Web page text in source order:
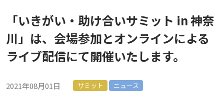
「いきがい・助け合いサミット in 神奈
川」は、会場参加とオンラインによる
ライブ配信にて開催いたします。
2021年08月01日 サミット ニュース